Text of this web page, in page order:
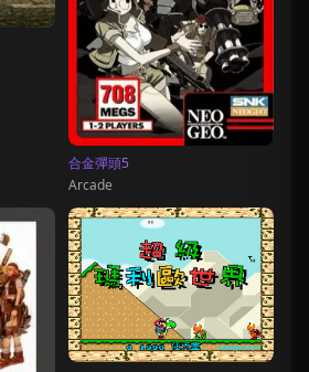
合金彈頭5
Arcade